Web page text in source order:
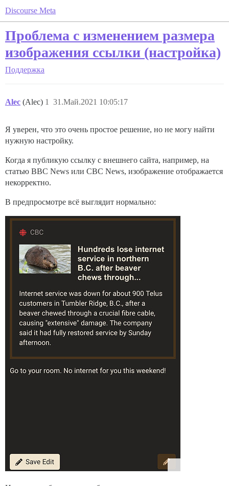
Discourse Meta
Проблема с изменением размера
изображения ссылки (настройка)
Поддержка
Alec (Alec) 31.Май.2021 10:05:17
1
Я уверен, что это очень простое решение, но не могу найти
нужную настройку.
Когда я публикую ссылку с внешнего сайта, например, на
статью BBC News или CBC News, изображение отображается
некорректно.
В предпросмотре всё выглядит нормально: